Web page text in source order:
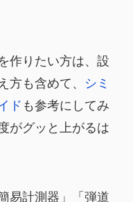
作りたい方は、設
方も含めて、
シミ
ド も参考にしてみ
がグッと上がるは
易計測器」「弾道